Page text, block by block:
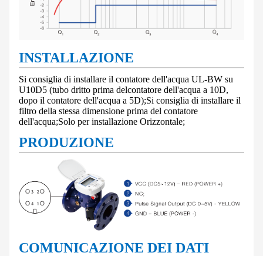
INSTALLAZIONE
Si consiglia di installare il contatore dell'acqua UL-BW su
U10D5 (tubo dritto prima delcontatore dell'acqua a 10D,
dopo il contatore dell'acqua a 5D);Si consiglia di installare il
filtro della stessa dimensione prima del contatore
dell'acqua;Solo per installazione Orizzontale;
PRODUZIONE
COMUNICAZIONE DEI DATI